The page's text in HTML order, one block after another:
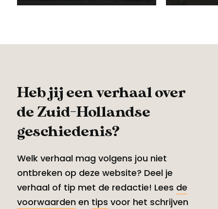
Heb jij een verhaal over
de Zuid-Hollandse
geschiedenis?
Welk verhaal mag volgens jou niet
ontbreken op deze website? Deel je
verhaal of tip met de redactie! Lees de
voorwaarden en tips voor het schrijven